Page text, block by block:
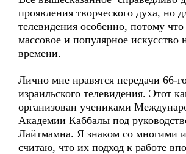
проявления творческого духа, но
телевидения особенно, потому что
массовое и популярное искусство
времени.
Лично мне нравятся передачи 66-
израильского телевидения. Этот
организован учениками
Академии Каббалы под
Лайтмамна. Я знаком со многими
считаю, что их подход к работе